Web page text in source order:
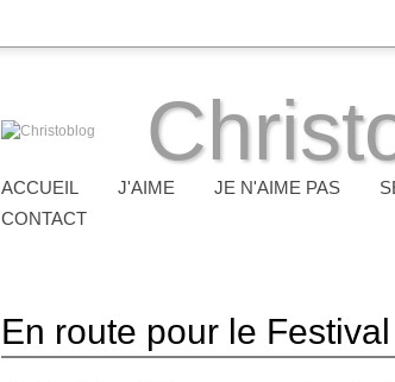
ACCUEIL J'AIME JE N'AIME PAS
CONTACT
En route pour le